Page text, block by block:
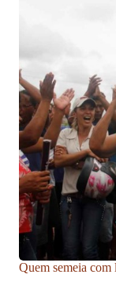
Quem semeia com